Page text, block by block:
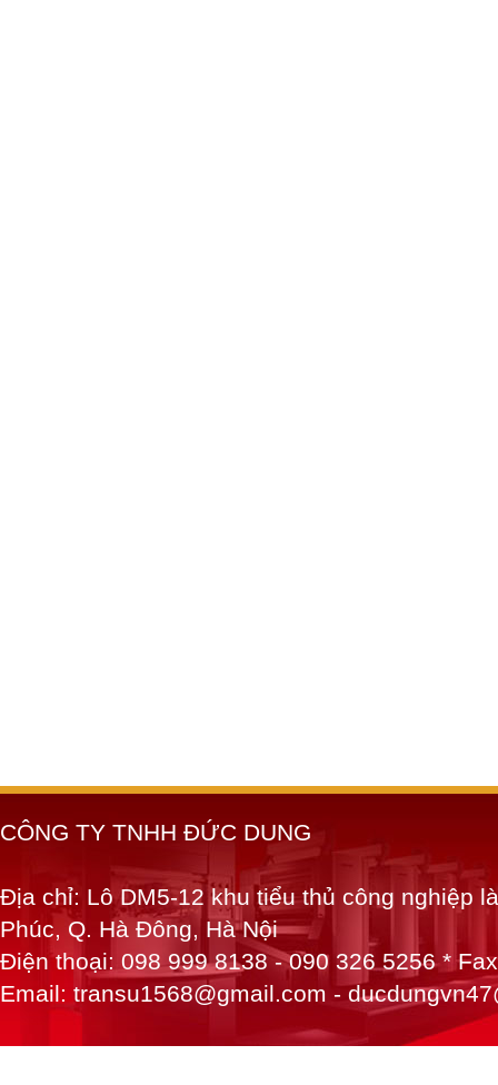
CÔNG TY TNHH ĐỨC DUNG
Địa chỉ: Lô DM5-12 khu tiểu thủ công nghiệp
Phúc, Q. Hà Đông, Hà Nội
Điện thoại: 098 999 8138 - 090 326 5256 *
Email: transu1568@gmail.com -